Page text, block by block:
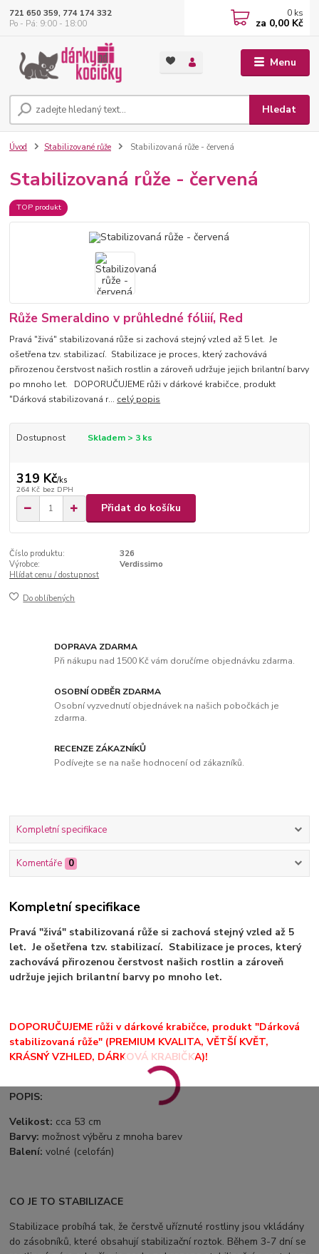
Menu
Hledat
721 650 359, 774 174 332
Po - Pá: 9:00 - 18:00
0 ks
za 0,00 Kč
Úvod Stabilizované růže Stabilizovaná růže - červená
Stabilizovaná růže - červená
TOP produkt
Růže Smeraldino v průhledné fóliií, Red
Pravá "živá" stabilizovaná růže si zachová stejný vzled až 5 let. Je
ošetřena tzv. stabilizací. Stabilizace je proces, který zachovává
přirozenou čerstvost našich rostlin a zároveň udržuje jejich brilantní barvy
po mnoho let. DOPORUČUJEME růži v dárkové krabičce, produkt
"Dárková stabilizovaná r... celý popis
Dostupnost Skladem > 3 ks
319 Kč/ks
264 Kč bez DPH
Přidat do košíku
Číslo produktu:
326
Výrobce:
Verdissimo
Hlídat cenu / dostupnost
Do oblíbených
DOPRAVA ZDARMA
Při nákupu nad 1500 Kč vám doručíme objednávku zdarma.
OSOBNÍ ODBĚR ZDARMA
Osobní vyzvednutí objednávek na našich pobočkách je
zdarma.
RECENZE ZÁKAZNÍKŮ
Podívejte se na naše hodnocení od zákazníků.
Kompletní specifikace
Komentáře 0
Kompletní specifikace
Pravá "živá" stabilizovaná růže si zachová stejný vzled až 5
let. Je ošetřena tzv. stabilizací. Stabilizace je proces, který
zachovává přirozenou čerstvost našich rostlin a zároveň
udržuje jejich brilantní barvy po mnoho let.
DOPORUČUJEME růži v dárkové krabičce, produkt "Dárková
stabilizovaná růže" (PREMIUM KVALITA, VĚTŠÍ KVĚT,
KRÁSNÝ VZHLED, DÁRKOVÁ KRABIČKA)!
POPIS:
Velikost: cca 53 cm
Barvy: možnost výběru z mnoha barev
Balení: volné (celofán)
CO JE TO STABILIZACE
Stabilizace probíhá tak, že čerstvě uříznuté rostliny jsou vkládány
do zásobníků, které obsahují stabilizační roztok. Během 3-7 dní se